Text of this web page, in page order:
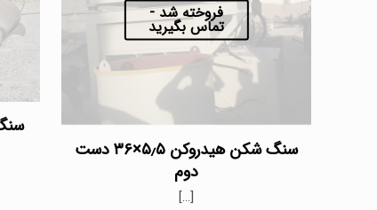
فروخته شد -
تماس بگیرید
سنگ شکن هیدروکن ۵٫۵×۳۶ دست
دوم
[…]
سنگ